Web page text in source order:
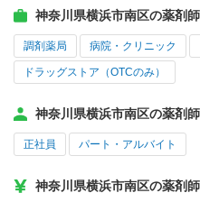
神奈川県横浜市南区の薬剤
調剤薬局 病院・クリニック
ドラッグストア（OTCのみ）
神奈川県横浜市南区の薬剤
正社員 パート・アルバイト
神奈川県横浜市南区の薬剤